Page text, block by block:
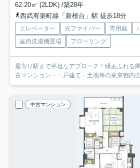
62.20㎡ (2LDK) /築28年
西武有楽町線「新桜台」駅 徒歩18分
エレベーター 光ファイバー 専用庭
室内洗濯機置場
フローリング
最寄り駅まで平坦なアプローチ！緑あふれる閑
古マンション・一戸建て・土地等の東京都内
中古マンション